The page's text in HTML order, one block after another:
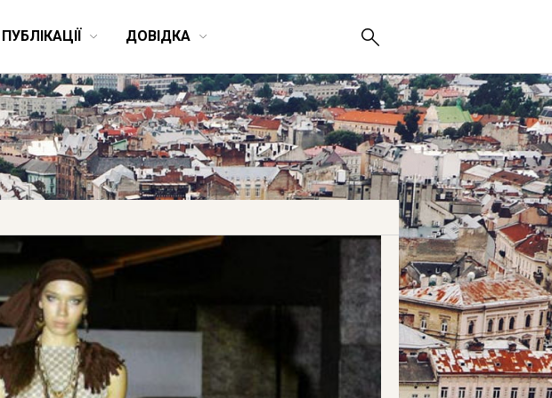
ПУБЛІКАЦІЇ ДОВІДКА